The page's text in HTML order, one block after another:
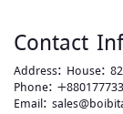
Contact
Address: House:
Phone:
Email: